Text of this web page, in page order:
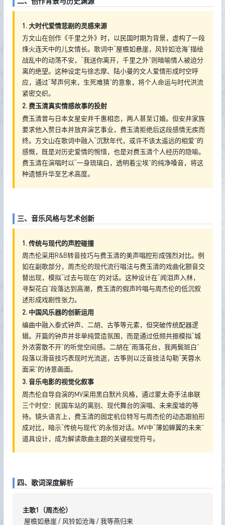
1. 大时代爱情悲剧的灵感来源
方文山在创作《千里之外》时，以民国时期为背景，虚构了一段
烽火连天中的儿女情长。歌词中“屋檐如悬崖，风铃如沧海”描绘
战乱中的动荡不安，“我送你离开，千里之外”则暗喻情人被迫分
离的绝望。这种设定与徐志摩、陆小曼的文人爱情形成时空呼
应，通过“琴声何来，生死难猜”的意象，将个人命运与时代洪流
紧密交织。
2. 费玉清真实情感故事的投射
费玉清曾与日本女星安井千惠相恋，两人甚至订婚。但安井家族
要求他入赘日本并放弃演艺事业，费玉清拒绝后这段感情无疾而
终。方文山在歌词中融入“沉默年代，或许不该太遥远的相爱”的
感慨，既是对历史爱情的惋惜，也是对费玉清个人经历的隐喻。
费玉清在演唱时以“一身琉璃白，透明着尘埃”的纯净嗓音，将这
种遗憾升华至艺术高度。
三、音乐风格与艺术创新
1. 传统与现代的声腔碰撞
周杰伦采用R&B转音技巧与费玉清的美声唱腔形成强烈对比。例
如在副歌部分，周杰伦的现代流行唱法与费玉清的戏曲化颤音交
替出现，模拟“过去与现在”的对话。这种设计在“闻泪声入林，
寻梨花白”段落达到高潮，费玉清的假声吟唱与周杰伦的低沉叙
述形成戏剧性张力。
2. 中国风乐器的创新运用
编曲中融入泰式钟声、二胡、古筝等元素，但突破传统配器逻
辑。开篇的钟声并非单纯营造氛围，而是通过低频共振模拟“城
外浓雾散不开”的听觉空间感。二胡在“雨落花台，我两鬓斑白”
段落以滑音技巧表现时光流逝，古筝则以泛音技法勾勒“芙蓉水
面采”的诗意画面。
3. 音乐电影的视觉化叙事
周杰伦自导自演的MV采用黑白默片风格，通过蒙太奇手法串联
三个时空：民国车站的离别、现代舞台的演唱、未来废墟的等
待。镜头语言上，费玉清的固定机位特写与周杰伦的动态跟拍形
成对比，暗示“传统与现代”的永恒对话。MV中“薄如蝉翼的未来”
道具设计，成为解读歌曲主题的关键视觉符号。
四、歌词深度解析
主歌1（周杰伦）
屋檐如悬崖 / 风铃如沧海 / 我等燕归来